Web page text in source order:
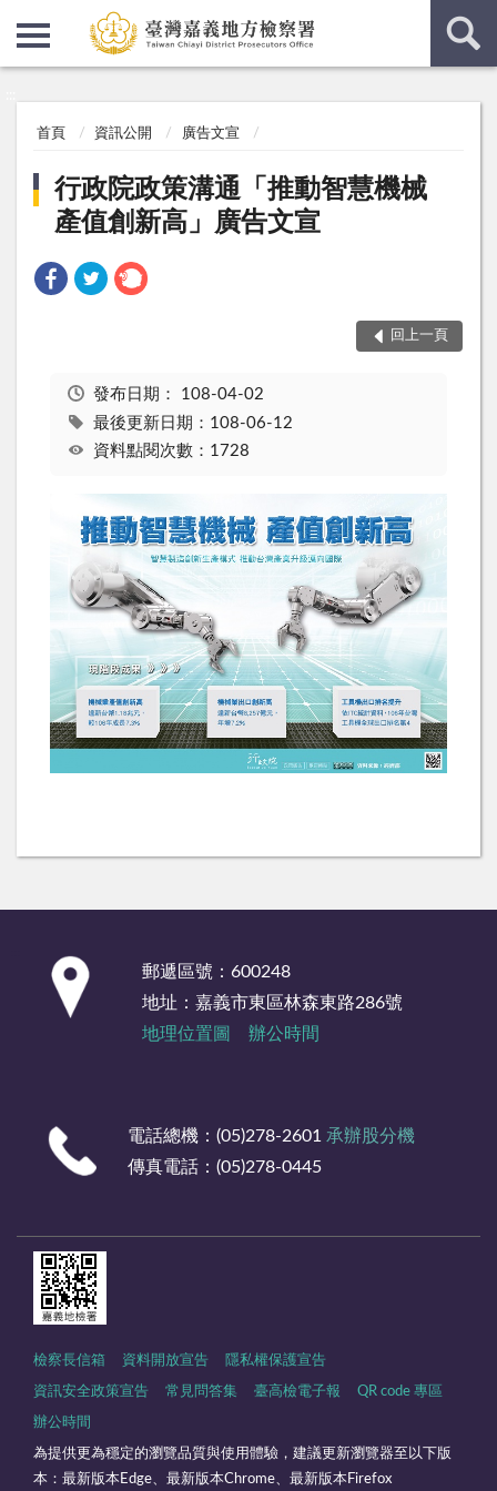
首頁 資訊公開 廣告文宣
行政院政策溝通「推動智慧機械
產值創新高」廣告文宣
回上一頁
發布日期： 108-04-02
最後更新日期：108-06-12
資料點閱次數：1728
郵遞區號：600248
地址：嘉義市東區林森東路286號
地理位置圖
辦公時間
電話總機：(05)278-2601 承辦股分機
傳真電話：(05)278-0445
檢察長信箱 資料開放宣告 隱私權保護宣告
資訊安全政策宣告 常見問答集 臺高檢電子報 QR code 專區
辦公時間
為提供更為穩定的瀏覽品質與使用體驗，建議更新瀏覽器至以下版
本：最新版本Edge、最新版本Chrome、最新版本Firefox